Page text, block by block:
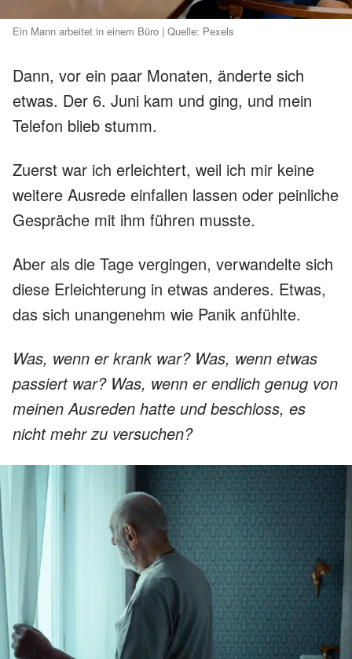
Ein Mann arbeitet in einem Büro | Quelle: Pexels
Dann, vor ein paar Monaten, änderte sich
etwas. Der 6. Juni kam und ging, und mein
Telefon blieb stumm.
Zuerst war ich erleichtert, weil ich mir keine
weitere Ausrede einfallen lassen oder peinliche
Gespräche mit ihm führen musste.
Aber als die Tage vergingen, verwandelte sich
diese Erleichterung in etwas anderes. Etwas,
das sich unangenehm wie Panik anfühlte.
Was, wenn er krank war? Was, wenn etwas
passiert war? Was, wenn er endlich genug von
meinen Ausreden hatte und beschloss, es
nicht mehr zu versuchen?